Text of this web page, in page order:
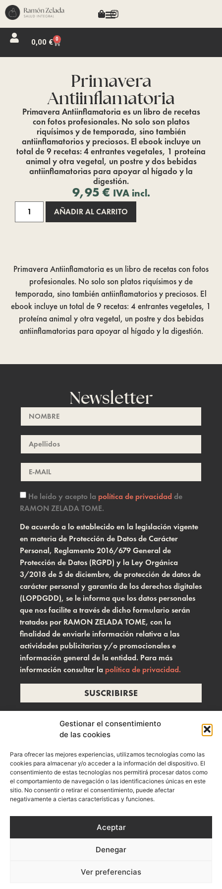
Gestionar el consentimiento
de las cookies
Para ofrecer las mejores experiencias, utilizamos tecnologías como las
cookies para almacenar y/o acceder a la información del dispositivo. El
consentimiento de estas tecnologías nos permitirá procesar datos como
el comportamiento de navegación o las identificaciones únicas en este
sitio. No consentir o retirar el consentimiento, puede afectar
negativamente a ciertas características y funciones.
Aceptar
Denegar
Ver preferencias
0,00 € 0
Primavera
Antiinflamatoria
Primavera Antiinflamatoria es un libro de recetas
con fotos profesionales. No solo son platos
riquísimos y de temporada, sino también
antiinflamatorios y preciosos. El ebook incluye un
total de 9 recetas: 4 entrantes vegetales, 1 proteína
animal y otra vegetal, un postre y dos bebidas
antiinflamatorias para apoyar al hígado y la
digestión.
9,95€ IVA incl.
AÑADIR AL CARRITO
Primavera Antiinflamatoria es un libro de recetas con fotos
profesionales. No solo son platos riquísimos y de
temporada, sino también antiinflamatorios y preciosos. El
ebook incluye un total de 9 recetas: 4 entrantes vegetales, 1
proteína animal y otra vegetal, un postre y dos bebidas
antiinflamatorias para apoyar al hígado y la digestión.
Newsletter
He leído y acepto la política de privacidadde
RAMON ZELADA TOME.
De acuerdo a lo establecido en la legislación vigente
en materia de Protección de Datos de Carácter
Personal, Reglamento 2016/679 General de
Protección de Datos (RGPD) y la Ley Orgánica
3/2018 de 5 de diciembre, de protección de datos de
carácter personal y garantía de los derechos digitales
(LOPDGDD), se le informa que los datos personales
que nos facilite a través de dicho formulario serán
tratados por RAMON ZELADA TOME, con la
finalidad de enviarle información relativa a las
actividades publicitarias y/o promocionales e
información general de la entidad. Para más
información consultar la política de privacidad.
SUSCRIBIRSE
info@ramonzelada.com
instagram